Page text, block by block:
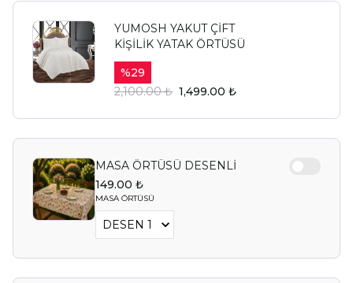
YUMOSH YAKUT ÇİFT
KİŞİLİK YATAK ÖRTÜSÜ
%29
2,100.00 ₺ 1,499.00 ₺
MASA ÖRTÜSÜ DESENLİ
149.00 ₺
MASA ÖRTÜSÜ